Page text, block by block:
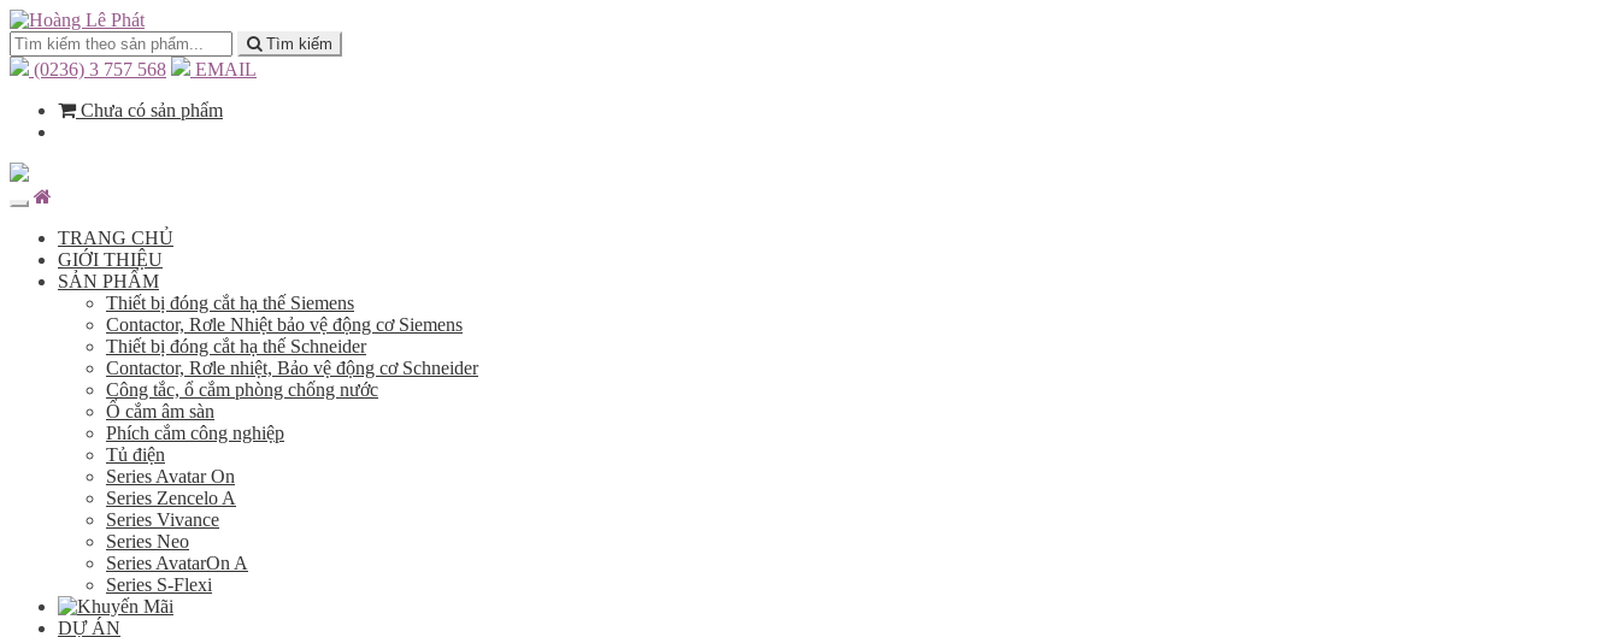
Tìm kiếm
(0236) 3 757 568
EMAIL
Chưa có sản phẩm
TRANG CHỦ
GIỚI THIỆU
SẢN PHẨM
Thiết bị đóng cắt hạ thế Siemens
Contactor, Rơle Nhiệt bảo vệ động cơ Siemens
Thiết bị đóng cắt hạ thế Schneider
Contactor, Rơle nhiệt, Bảo vệ động cơ Schneider
Công tắc, ổ cắm phòng chống nước
Ổ cắm âm sàn
Phích cắm công nghiệp
Tủ điện
Series Avatar On
Series Zencelo A
Series Vivance
Series Neo
Series AvatarOn A
Series S-Flexi
DỰ ÁN